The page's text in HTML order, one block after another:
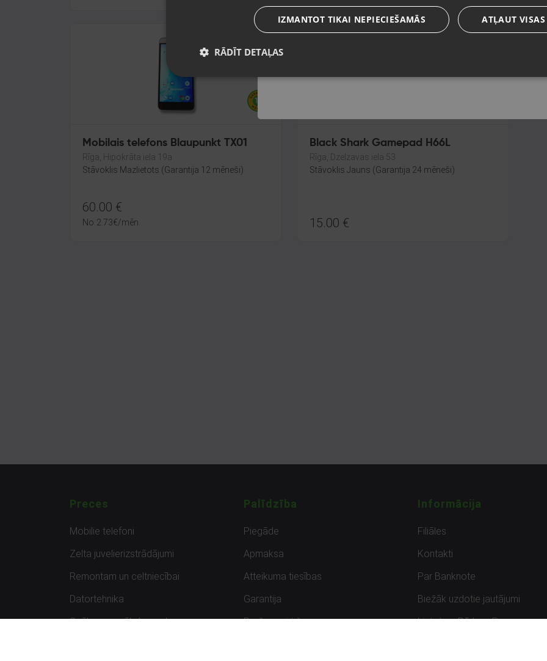
Mobilais telefons Blaupunkt TX01
Rīga, Hipokrāta iela 19a
Stāvoklis Mazlietots (Garantija 12 mēneši)
60.00 €
No 2.73€/mēn.
Black Shark Gamepad H66L
Rīga, Dzelzavas iela 53
Stāvoklis Jauns (Garantija 24 mēneši)
15.00 €
Preces
Mobilie telefoni
Zelta juvelierizstrādājumi
Remontam un celtniecībai
Datortehnika
Spēles un spēļu konsoles
Palīdzība
Piegāde
Apmaksa
Atteikuma tiesības
Garantija
Preču uzpirkšana
Informācija
Filiāles
Kontakti
Par Banknote
Biežāk uzdotie jautājumi
Lietots – Pārbaudīts
Latviešu / Latvian
ATĻAUT
IZMANTOT TIKAI NEPIECIEŠAMĀS
RĀDĪT DETAĻAS